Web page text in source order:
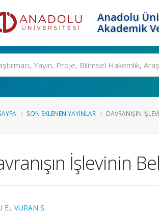
Anadolu
Akademik
SON EKLENEN YAYINLAR DAVRANIŞIN
İşlevinin
E., VURAN S.